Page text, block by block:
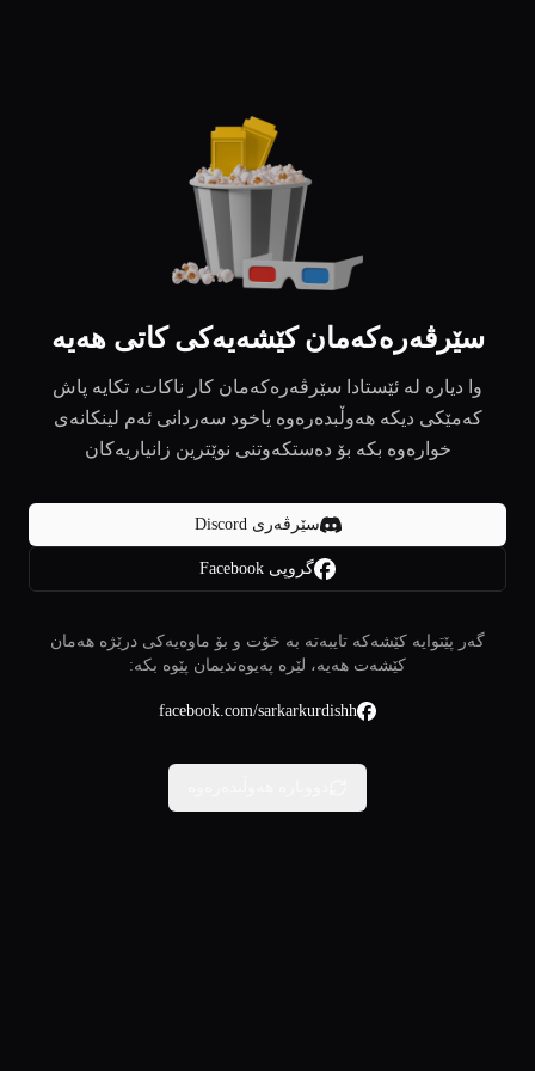
سێرڤەرەکەمان کێشەیەکی کاتی هەیە
وا دیارە لە ئێستادا سێرڤەرەکەمان کار ناکات، تکایە پاش
کەمێکی دیکە هەوڵبدەرەوە یاخود سەردانی ئەم لینکانەی
خوارەوە بکە بۆ دەستکەوتنی نوێترین زانیاریەکان
سێرڤەری Discord
گروپی Facebook
گەر پێتوایە کێشەکە تایبەتە بە خۆت و بۆ ماوەیەکی درێژە هەمان
کێشەت هەیە، لێرە پەیوەندیمان پێوە بکە:
facebook.com/sarkarkurdishh